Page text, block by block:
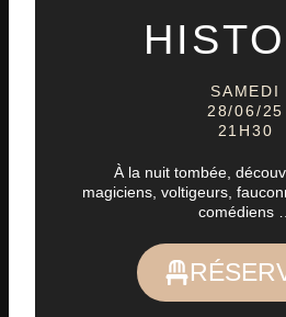
SAMEDI
28/06/25
21H30
À la nuit tombée,
magiciens, voltigeurs,
comédiens